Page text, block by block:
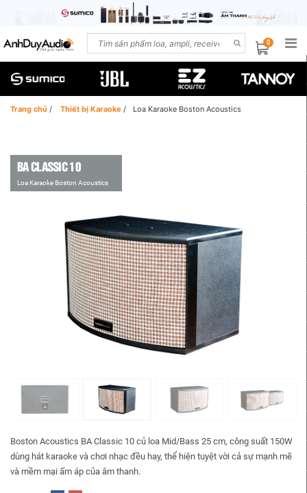
0
Trang chủ / Thiết bị Karaoke / Loa Karaoke Boston Acoustics
BA CLASSIC 10
Loa Karaoke Boston Acoustics
Boston Acoustics BA Classic 10 củ loa Mid/Bass 25 cm, công suất 150W
dùng hát karaoke và chơi nhạc đều hay, thể hiện tuyệt vời cả sự mạnh mẽ
và mềm mại ấm áp của âm thanh.